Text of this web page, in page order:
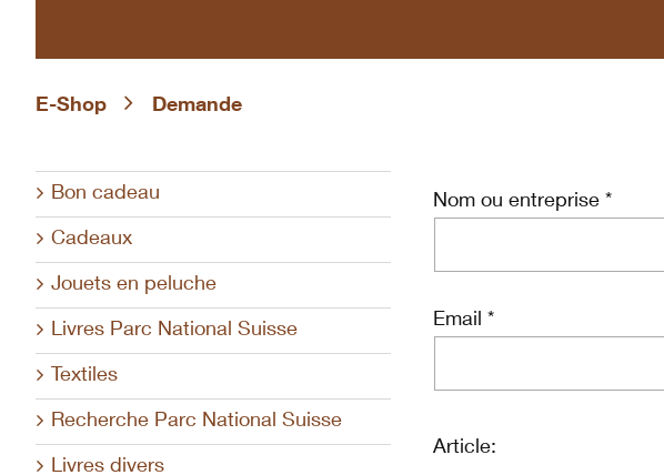
E-Shop Demande
Bon cadeau
Cadeaux
Jouets en peluche
Livres Parc National Suisse
Textiles
Recherche Parc National Suisse
Livres divers
Nom ou entreprise *
Email *
Article: